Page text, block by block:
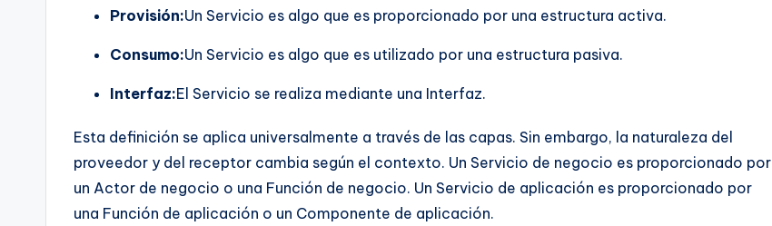
Provisión:Un Servicio es algo que es proporcionado por una estructura activa.
Consumo:Un Servicio es algo que es utilizado por una estructura pasiva.
Interfaz:El Servicio se realiza mediante una Interfaz.
Esta definición se aplica universalmente a través de las capas. Sin embargo, la naturaleza del
proveedor y del receptor cambia según el contexto. Un Servicio de negocio es proporcionado por
un Actor de negocio o una Función de negocio. Un Servicio de aplicación es proporcionado por
una Función de aplicación o un Componente de aplicación.